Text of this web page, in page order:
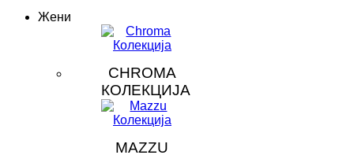
Жени
CHROMA
КОЛЕКЦИЈА
MAZZU